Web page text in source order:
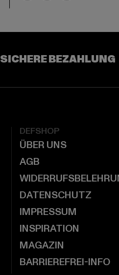
SICHERE BEZAHLUNG
DEFSHOP
ÜBER UNS
AGB
DATENSCHUTZ
IMPRESSUM
INSPIRATION
MAGAZIN
BARRIEREFREI-INFO